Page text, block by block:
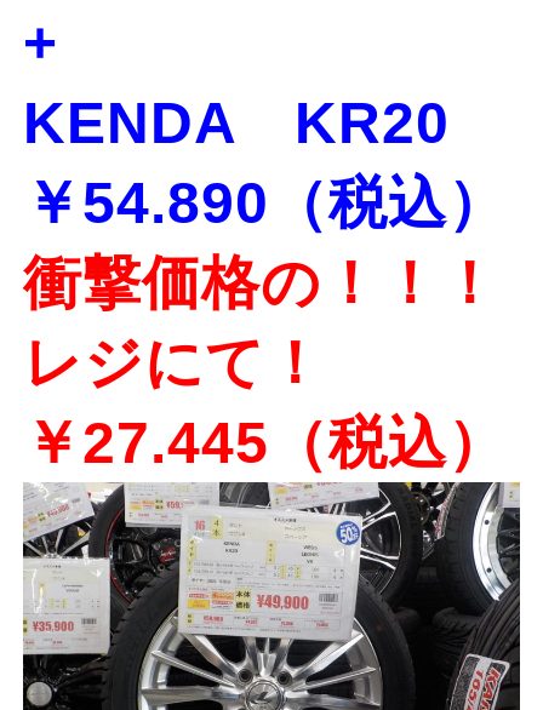
+
KENDA KR20
￥54.890（税込）
衝撃価格の！！！
レジにて！
￥27.445（税込）